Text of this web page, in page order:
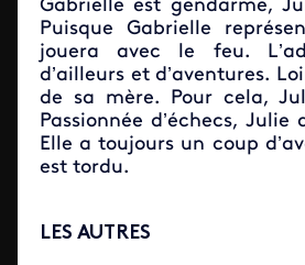
Gabrielle est gendarme,
Puisque Gabrielle
jouera avec le feu.
d’ailleurs et d’aventures.
de sa mère. Pour cela,
Passionnée d’échecs,
Elle a toujours un coup
est tordu.
LES AUTRES